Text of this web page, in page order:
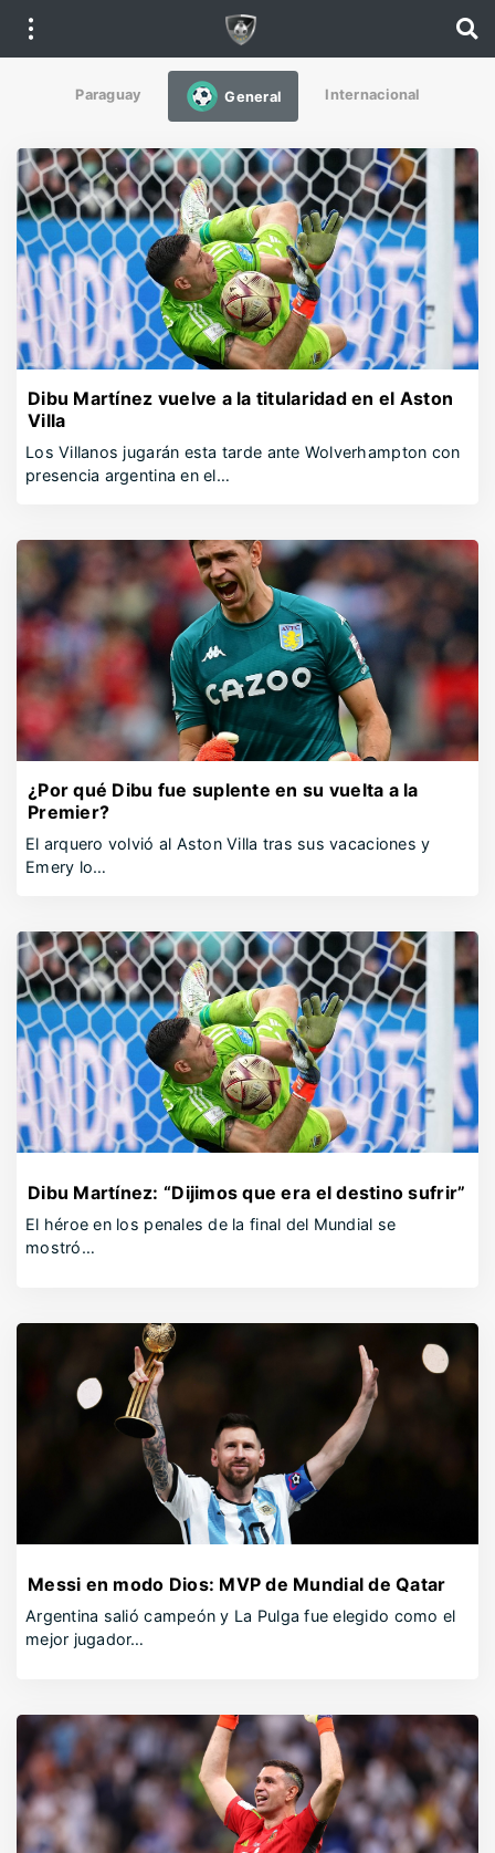
Paraguay General Internacional
Dibu Martínez vuelve a la titularidad en el Aston
Villa
Los Villanos jugarán esta tarde ante Wolverhampton con
presencia argentina en el…
¿Por qué Dibu fue suplente en su vuelta a la
Premier?
El arquero volvió al Aston Villa tras sus vacaciones y
Emery lo…
Dibu Martínez: “Dijimos que era el destino sufrir”
El héroe en los penales de la final del Mundial se
mostró…
Messi en modo Dios: MVP de Mundial de Qatar
Argentina salió campeón y La Pulga fue elegido como el
mejor jugador…